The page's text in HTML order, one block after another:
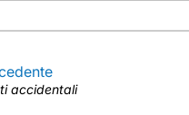
accidentali